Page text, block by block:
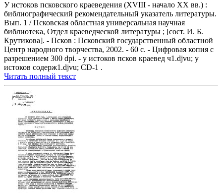
У истоков псковского краеведения (XVIII - начало XX вв.) :
библиографический рекомендательный указатель литературы.
Вып. 1 / Псковская областная универсальная научная
библиотека, Отдел краеведческой литературы ; [сост. И. Б.
Крутикова]. - Псков : Псковский государственный областной
Центр народного творчества, 2002. - 60 с. - Цифровая копия с
разрешением 300 dpi. - у истоков псков краевед ч1.djvu; у
истоков содерж1.djvu; CD-1 .
Читать полный текст